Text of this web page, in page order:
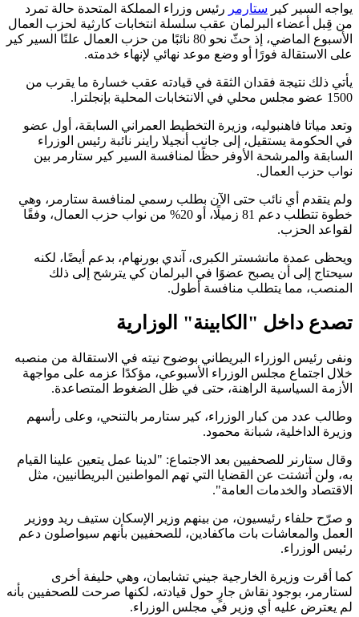
يواجه السير كير ستارمر رئيس وزراء المملكة المتحدة حالة تمرد
من قِبل أعضاء البرلمان عقب سلسلة انتخابات كارثية لحزب العمال
الأسبوع الماضي، إذ حثّ نحو 80 نائبًا من حزب العمال علنًا السير كير
على الاستقالة فورًا أو وضع موعد نهائي لإنهاء خدمته.
يأتي ذلك نتيجة فقدان الثقة في قيادته عقب خسارة ما يقرب من
1500 عضو مجلس محلي في الانتخابات المحلية بإنجلترا.
وتعد مياتا فاهنبوليه، وزيرة التخطيط العمراني السابقة، أول عضو
في الحكومة يستقيل، إلى جانب أنجيلا راينر نائبة رئيس الوزراء
السابقة والمرشحة الأوفر حظًا لمنافسة السير كير ستارمر بين
نواب حزب العمال.
ولم يتقدم أي نائب حتى الآن بطلب رسمي لمنافسة ستارمر، وهي
خطوة تتطلب دعم 81 زميلًا، أو 20% من نواب حزب العمال، وفقًا
لقواعد الحزب.
ويحظى عمدة مانشستر الكبرى، آندي بورنهام، بدعم أيضًا، لكنه
سيحتاج إلى أن يصبح عضوًا في البرلمان كي يترشح إلى ذلك
المنصب، مما يتطلب منافسة أطول.
تصدع داخل "الكابينة" الوزارية
ونفى رئيس الوزراء البريطاني بوضوح نيته في الاستقالة من منصبه
خلال اجتماع مجلس الوزراء الأسبوعي، مؤكدًا عزمه على مواجهة
الأزمة السياسية الراهنة، حتى في ظل الضغوط المتصاعدة.
وطالب عدد من كبار الوزراء، كير ستارمر بالتنحي، وعلى رأسهم
وزيرة الداخلية، شبانة محمود.
وقال ستارنر للصحفيين بعد الاجتماع: "لدينا عمل يتعين علينا القيام
به، ولن أتشتت عن القضايا التي تهم المواطنين البريطانيين، مثل
الاقتصاد والخدمات العامة".
و صرّح حلفاء رئيسيون، من بينهم وزير الإسكان ستيف ريد ووزير
العمل والمعاشات بات ماكفادين، للصحفيين بأنهم سيواصلون دعم
رئيس الوزراء.
كما أقرت وزيرة الخارجية جيني تشابمان، وهي حليفة أخرى
لستارمر، بوجود نقاش جارٍ حول قيادته، لكنها صرحت للصحفيين بأنه
لم يعترض عليه أي وزير في مجلس الوزراء.